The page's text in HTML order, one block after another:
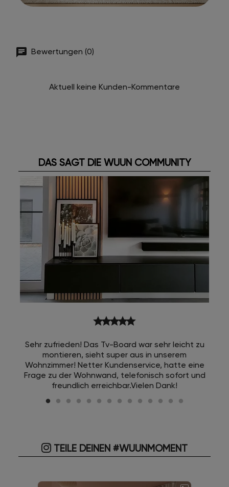
Bewertungen (0)
Aktuell keine Kunden-Kommentare
DAS SAGT DIE WUUN COMMUNITY
starstarstarstarstar
Sehr zufrieden! Das Tv-Board war sehr leicht zu
montieren, sieht super aus in unserem
Wohnzimmer! Netter Kundenservice, hatte eine
Frage zu der Wohnwand, telefonisch sofort und
freundlich erreichbar.Vielen Dank!
TEILE DEINEN #WUUNMOMENT